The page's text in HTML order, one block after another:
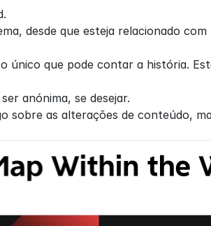
desde que esteja relacionado
único que pode contar a história.
anónima, se desejar.
sobre as alterações de conteúdo,